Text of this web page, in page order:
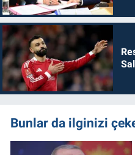
Bunlar da ilginizi